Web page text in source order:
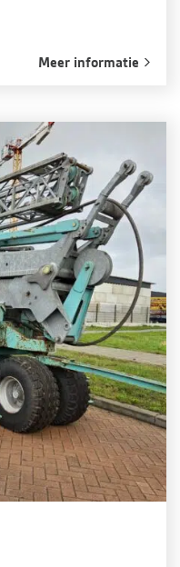
Meer informatie